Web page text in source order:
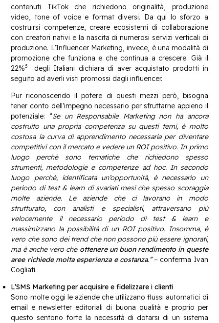
contenuti TikTok che richiedono originalità, produzione
video, tone of voice e format diversi. Da qui lo sforzo a
costruirsi competenze, creare ecosistemi di collaborazione
con creatori nativi e la nascita di numerosi servizi verticali di
produzione. L’Influencer Marketing, invece, è una modalità di
promozione che funziona e che continua a crescere. Già il
22%3
degli Italiani dichiara di aver acquistato prodotti in
seguito ad averli visti promossi dagli influencer.
Pur riconoscendo il potere di questi mezzi però, bisogna
tener conto dell’impegno necessario per sfruttarne appieno il
potenziale: “Se un Responsabile Marketing non ha ancora
costruito una propria competenza su questi temi, è molto
costosa la curva di apprendimento necessaria per diventare
competitivi con il mercato e vedere un ROI positivo. In primo
luogo perché sono tematiche che richiedono spesso
strumenti, metodologie e competenze ad hoc. In secondo
luogo perché, identificata un’opportunità, è necessario un
periodo di test & learn di svariati mesi che spesso scoraggia
molte aziende. Le aziende che ci lavorano in modo
strutturato, con analisti e specialisti, attraversano più
velocemente il necessario periodo di test & learn e
massimizzano la possibilità di un ROI positivo. Insomma, è
vero che sono dei trend che non possono più essere ignorati,
ma è anche vero che ottenere un buon rendimento in queste
aree richiede molta esperienza e costanza.”– conferma Ivan
Cogliati.
L’SMS Marketing per acquisire e fidelizzare i clienti
Sono molte oggi le aziende che utilizzano flussi automatici di
email e newsletter editoriali di buona qualità e proprio per
questo sentono forte la necessità di dotarsi di un sistema